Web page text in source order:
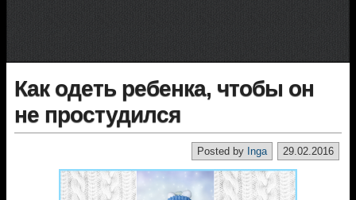
Как одеть ребенка, чтобы он
не простудился
29.02.2016
Posted by Inga